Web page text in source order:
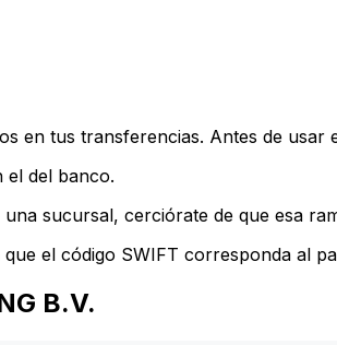
en tus transferencias. Antes de usar
el del banco.
sucursal, cerciórate de que esa
el código SWIFT corresponda al
B.V.